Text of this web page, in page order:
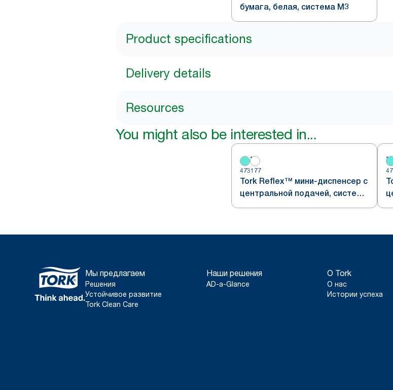
бумага, белая, система M3
Product specifications
Delivery details
Resources
You might also be interested in...
473177
Tork Reflex™ мини-диспенсер с
центральной подачей, система
M3, белый
Мы предлагаем
Решения
Устойчивое развитие
Tork Clean Care
Наши решения
AD-a-Glance
О Tork
О нас
Истории успеха